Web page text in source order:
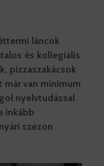
láncok
és kollegiális
pizzaszakácsok
van minimum
nyelvtudással
inkább
szezon